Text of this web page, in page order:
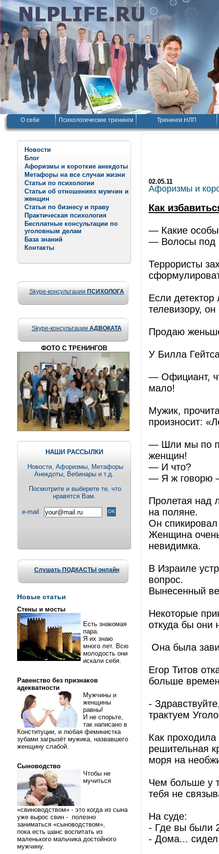
О себе Психологические тренинги Тренинги НЛП
Новости
Блог
Афоризмы и короткие анекдоты
Метафоры на все случаи жизни
Статьи по психологии
Статьи об отношениях мужчин и
женщин
Статьи по бизнесу и праву
Практическая психология
Бесплатные консультации по
уголовным делам
База знаний
Контакты
Skype-консультации ПСИХОЛОГА
Skype-консультации АДВОКАТА
ФОТО С ТРЕНИНГОВ
НАШИ РАССЫЛКИ
Новости, Aфоризмы, Метафоры
Анекдоты, Вебинары и т.д.
Посмотрите и выберете те, что
нравятся Вам.
e-mail
Слушать ПОДКАСТЫ онлайн
Новые статьи
Стены и мосты
Есть знакомая
пара.
Я их знаю
много лет. Всю
молодость они
искали себя.
Равенство без признаков
адекватности
Мужчины и
женщины
равны!
И не спорьте,
так написано в
Конституции, и любая феминистка
зубами загрызёт мужика, назвавшего
женщину слабой.
Сыноводство
Чтобы не
мучиться
«свиноводством» - это когда из сына
уже вырос свин - полезно
заниматься «сыноводством»,
пока есть шанс воспитать из
маленького мальчика достойного
мужчину.
02.05.11
Афоризмы и
Как
— Какие
— Волосы под
Террористы
Если
телевизору,
Продаю
У Билла
— Официант,
мало!
Мужик,
произносит:
— Шли мы по
женщин!
— И что?
— Я ж говорю
Пролетая над
на поляне.
Он спикировал
Женщина
невидимка.
В Израиле
вопрос.
Вынесенный
Некоторые
откуда бы они
Она была
Егор Титов
больше
-
трактуем
Как
решительная
моря на
Чем больше у
тебя не
На суде:
- Где вы были
- Дома... сидел